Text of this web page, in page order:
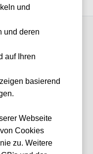
und
und deren
auf Ihren
basierend
Webseite
Cookies
zu. Weitere